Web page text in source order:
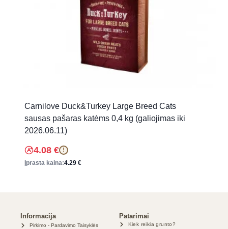
Carnilove Duck&Turkey Large Breed Cats
sausas pašaras katėms 0,4 kg (galiojimas iki
2026.06.11)
4.08 € !
Įprasta kaina:4.29 €
Informacija
Pirkimo - Pardavimo Taisyklės
Patarimai
Kiek reikia grunto?